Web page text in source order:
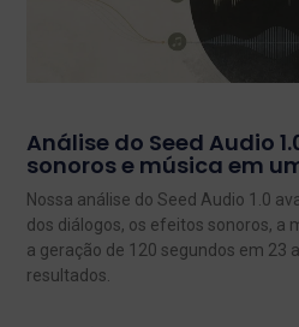
Análise do Seed Audio
sonoros e música em
Nossa análise do Seed Audio 1.0
dos diálogos, os efeitos sonoros, a
a geração de 120 segundos em 23
resultados.